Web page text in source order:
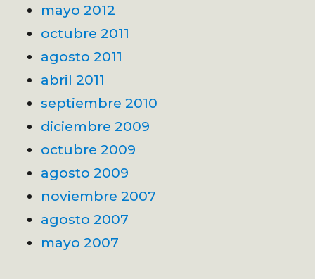
mayo 2012
octubre 2011
agosto 2011
abril 2011
septiembre 2010
diciembre 2009
octubre 2009
agosto 2009
noviembre 2007
agosto 2007
mayo 2007